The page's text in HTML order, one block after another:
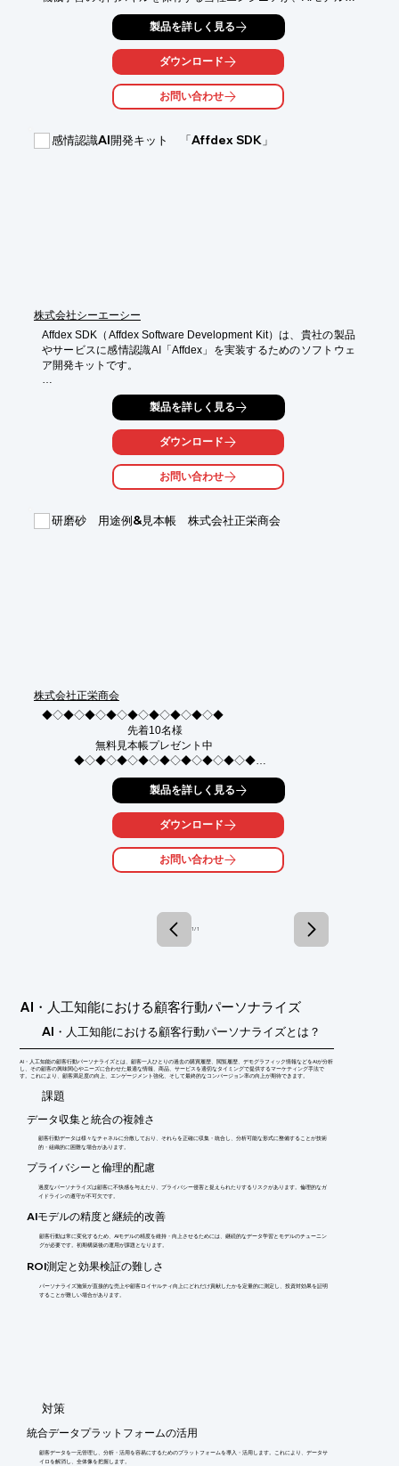
システム連携用のAPIや簡易DBなど、実用化のための仕組み作り
お手伝いいたします。
【当社でのプロジェクト事例】
■画像・映像×AI
■強化学習×AI
■レコメンド/パーソナライゼーション×AI
製品を詳しく見る
ダウンロード
お問い合わせ
感情認識AI開発キット 「Affdex SDK」
株式会社シーエーシー
Affdex SDK（Affdex Software Development Kit）は、貴社の製品
やサービスに感情認識AI「Affdex」を実装するためのソフトウェ
ア開発キットです。
Affdex SDKはソフトウェア開発キットのため、貴社サービスへの
実装にはソフトウェア開発が必要となります。
・マルチプラットフォーム（Windows、Android、iOS、Linux）
・ネット接続のないローカル環境においても感情データの高速処
実現することも可能
製品を詳しく見る
ダウンロード
お問い合わせ
研磨砂 用途例&見本帳 株式会社正栄商会
株式会社正栄商会
◆◇◆◇◆◇◆◇◆◇◆◇◆◇◆◇◆
先着10名様
無料見本帳プレゼント中
◆◇◆◇◆◇◆◇◆◇◆◇◆◇◆◇◆
研磨砂といっても種類・粒度は様々・・・
使用用途によって選定するのもどうしたらよいかわからな
当社取扱いの研磨砂を各種添付した見本帳を無料プレゼント中で
掲載粒度はF8からF220までを収録しています。
SKアランダム、ホワイトアランダム、ボロンカーバイド etc...
研磨砂の粒度の選定はもちろん、新入社員向けの教材にもお使い
◎見本帳ご希望の方はその旨を記載下さい。
製品を詳しく見る
ダウンロード
お問い合わせ
1 / 1
AI・人工知能における顧客行動パーソナライズ
AI・人工知能における顧客行動パーソナライズとは？
AI・人工知能の顧客行動パーソナライズとは、顧客一人ひとりの過去の購買履歴、閲覧履歴、デモグラフィック情報などをAIが分析
し、その顧客の興味関心やニーズに合わせた最適な情報、商品、サービスを適切なタイミングで提供するマーケティング手法で
す。これにより、顧客満足度の向上、エンゲージメント強化、そして最終的なコンバージョン率の向上が期待できます。
​課題
データ収集と統合の複雑さ
顧客行動データは様々なチャネルに分散しており、それらを正確に収集・統合し、分析可能な形式に整備することが技術
的・組織的に困難な場合があります。
プライバシーと倫理的配慮
過度なパーソナライズは顧客に不快感を与えたり、プライバシー侵害と捉えられたりするリスクがあります。倫理的なガ
イドラインの遵守が不可欠です。
AIモデルの精度と継続的改善
顧客行動は常に変化するため、AIモデルの精度を維持・向上させるためには、継続的なデータ学習とモデルのチューニン
グが必要です。初期構築後の運用が課題となります。
ROI測定と効果検証の難しさ
パーソナライズ施策が直接的な売上や顧客ロイヤルティ向上にどれだけ貢献したかを定量的に測定し、投資対効果を証明
することが難しい場合があります。
​対策
統合データプラットフォームの活用
顧客データを一元管理し、分析・活用を容易にするためのプラットフォームを導入・活用します。これにより、データサ
イロを解消し、全体像を把握します。